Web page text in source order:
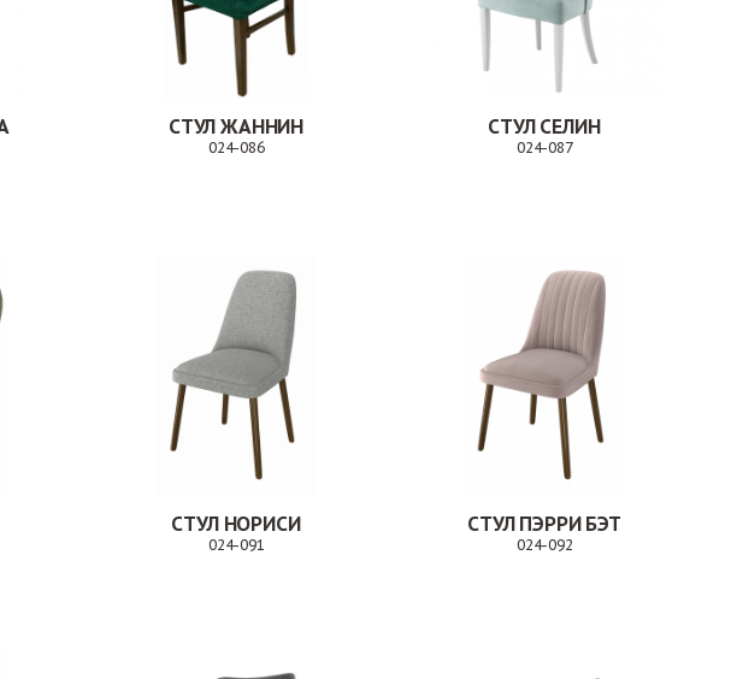
СТУЛ ЖАННИН
024-086
СТУЛ СЕЛИН
024-087
СТУЛ НОРИСИ
024-091
СТУЛ ПЭРРИ БЭТ
024-092